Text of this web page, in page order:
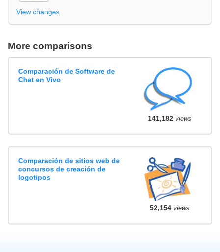
View changes
More comparisons
Comparación de Software de
Chat en Vivo
141,182views
Comparación de sitios web de
concursos de creación de
logotipos
52,154views